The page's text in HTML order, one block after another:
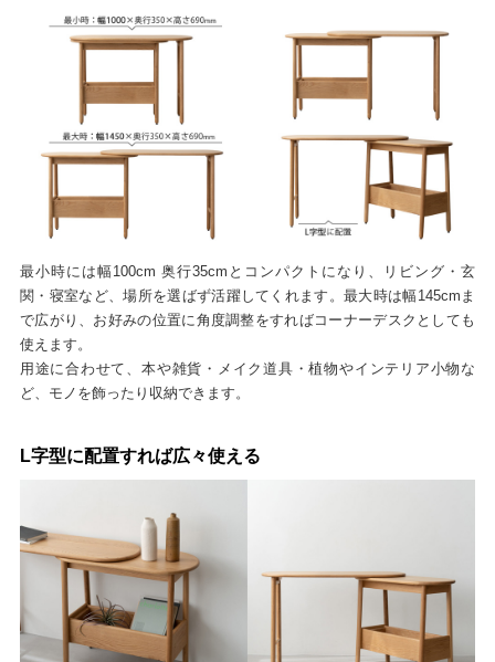
最小時には幅100cm 奥行35cmとコンパクトになり、リビング・玄
関・寝室など、場所を選ばず活躍してくれます。最大時は幅145cmま
で広がり、お好みの位置に角度調整をすればコーナーデスクとしても
使えます。
用途に合わせて、本や雑貨・メイク道具・植物やインテリア小物な
ど、モノを飾ったり収納できます。
L字型に配置すれば広々使える